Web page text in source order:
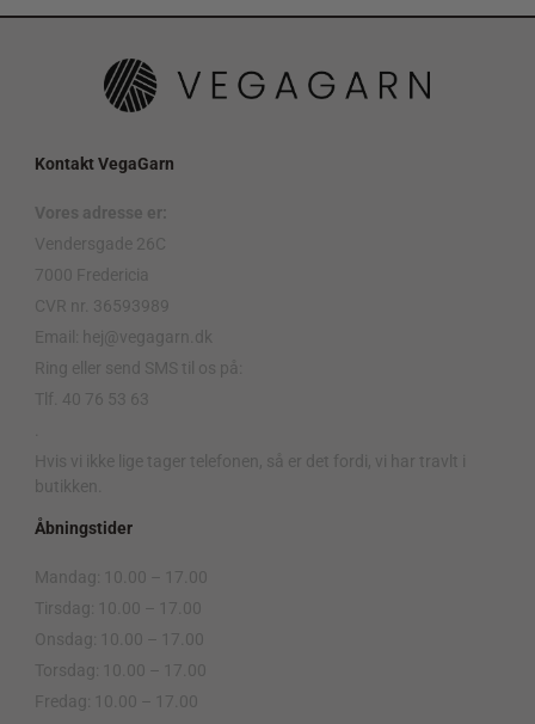
Kontakt VegaGarn
Vores adresse er:
Vendersgade 26C
7000 Fredericia
CVR nr. 36593989
Email: hej@vegagarn.dk
Ring eller send SMS til os på:
Tlf. 40 76 53 63
Hvis vi ikke lige tager telefonen, så er det fordi, vi har travlt i
butikken.
Åbningstider
Mandag: 10.00 – 17.00
Tirsdag: 10.00 – 17.00
Onsdag: 10.00 – 17.00
Torsdag: 10.00 – 17.00
Fredag: 10.00 – 17.00